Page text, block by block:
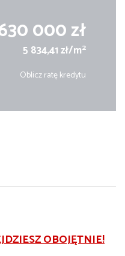
000 zł
5 834,41 zł/m2
Oblicz ratę kredytu
OBOJĘTNIE!